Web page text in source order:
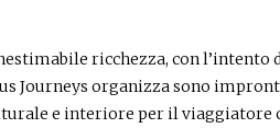
ricchezza, con l’intento
Journeys organizza sono
e interiore per il viaggiatore